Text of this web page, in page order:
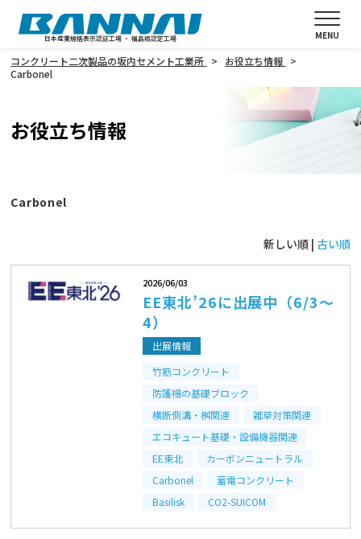
日本産業規格表示認証工場 ・ 福島県認定工場 MENU
コンクリート二次製品の坂内セメント工業所
お役立ち情報
Carbonel
お役立ち情報
Carbonel
新しい順 | 古い順
2026/06/03
EE東北’26に出展中（6/3～
4）
出展情報
竹筋コンクリート
防護柵の基礎ブロック
横断側溝・桝​関連
雑草対策関連
エコキュート基礎・設備機器関連
EE東北
カーボンニュートラル
Carbonel
蓄電コンクリート
Basilisk
CO2-SUICOM